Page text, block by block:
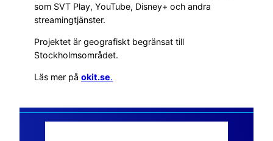
som SVT Play, YouTube, Disney+ och andra
streamingtjänster.
Projektet är geografiskt begränsat till
Stockholmsområdet.
Läs mer på okit.se.